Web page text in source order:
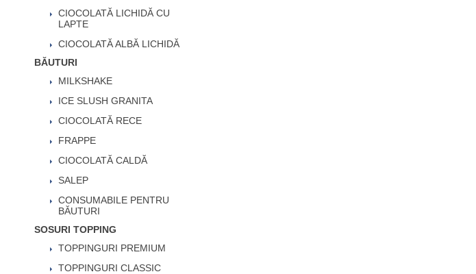
CIOCOLATĂ LICHIDĂ CU
LAPTE
CIOCOLATĂ ALBĂ LICHIDĂ
BĂUTURI
MILKSHAKE
ICE SLUSH GRANITA
CIOCOLATĂ RECE
FRAPPE
CIOCOLATĂ CALDĂ
SALEP
CONSUMABILE PENTRU
BĂUTURI
SOSURI TOPPING
TOPPINGURI PREMIUM
TOPPINGURI CLASSIC